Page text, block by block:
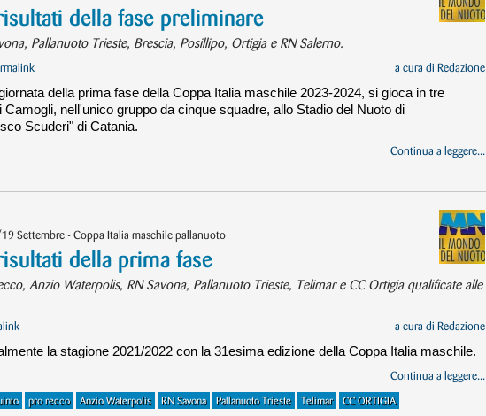
della fase preliminare
Pallanuoto Trieste, Brescia, Posillipo, Ortigia e RN Salerno.
a cura di Redazione
della prima fase della Coppa Italia maschile 2023-2024, si gioca in tre
nell'unico gruppo da cinque squadre, allo Stadio del Nuoto di
Scuderi" di Catania.
Continua a leggere...
Settembre - Coppa Italia maschile pallanuoto
della prima fase
Anzio Waterpolis, RN Savona, Pallanuoto Trieste, Telimar e CC Ortigia qualificate alle
a cura di Redazione
la stagione 2021/2022 con la 31esima edizione della Coppa Italia maschile.
Continua a leggere...
pro recco Anzio Waterpolis RN Savona Pallanuoto Trieste Telimar CC ORTIGIA